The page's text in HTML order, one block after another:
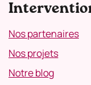
Nos partenaires
Nos projets
Notre blog